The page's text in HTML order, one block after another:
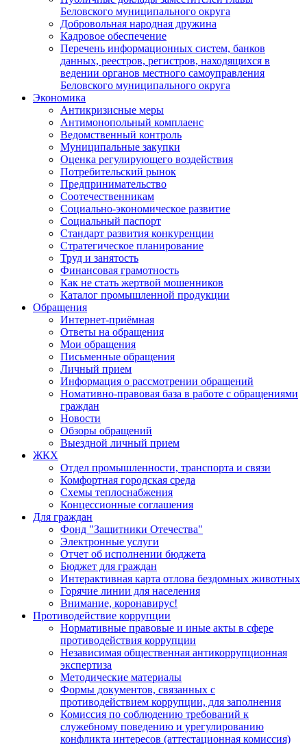
Беловского муниципального округа
Добровольная народная дружина
Кадровое обеспечение
Перечень информационных систем, банков
данных, реестров, регистров, находящихся в
ведении органов местного самоуправления
Беловского муниципального округа
Экономика
Антикризисные меры
Антимонопольный комплаенс
Ведомственный контроль
Муниципальные закупки
Оценка регулирующего воздействия
Потребительский рынок
Предпринимательство
Соотечественникам
Социально-экономическое развитие
Социальный паспорт
Стандарт развития конкуренции
Стратегическое планирование
Труд и занятость
Финансовая грамотность
Как не стать жертвой мошенников
Каталог промышленной продукции
Обращения
Интернет-приёмная
Ответы на обращения
Мои обращения
Письменные обращения
Личный прием
Информация о рассмотрении обращений
Номативно-правовая база в работе с обращениями
граждан
Новости
Обзоры обращений
Выездной личный прием
ЖКХ
Отдел промышленности, транспорта и связи
Комфортная городская среда
Схемы теплоснабжения
Концессионные соглашения
Для граждан
Фонд "Защитники Отечества"
Электронные услуги
Отчет об исполнении бюджета
Бюджет для граждан
Интерактивная карта отлова бездомных животных
Горячие линии для населения
Внимание, коронавирус!
Противодействие коррупции
Нормативные правовые и иные акты в сфере
противодействия коррупции
Независимая общественная антикоррупционная
экспертиза
Методические материалы
Формы документов, связанных с
противодействием коррупции, для заполнения
Комиссия по соблюдению требований к
служебному поведению и урегулированию
конфликта интересов (аттестационная комиссия)